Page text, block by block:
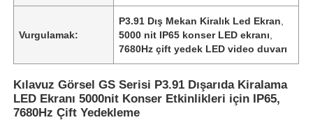
Vurgulamak:
P3.91 Dış Mekan Kiralık Led Ekran
5000 nit IP65 konser LED ekranı
7680Hz çift yedek LED video duvarı
Kılavuz Görsel GS Serisi P3.91 Dışarıda Kiralama
LED Ekranı 5000nit Konser Etkinlikleri için IP65,
7680Hz Çift Yedekleme